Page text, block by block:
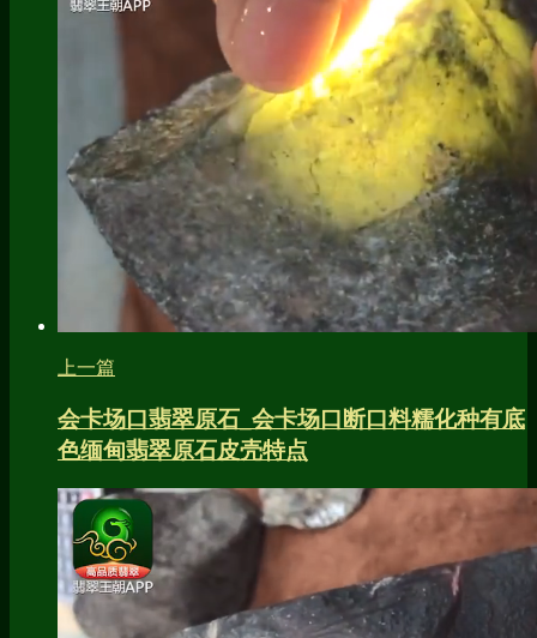
上一篇
会卡场口翡翠原石_会卡场口断口料糯化种有底
色缅甸翡翠原石皮壳特点